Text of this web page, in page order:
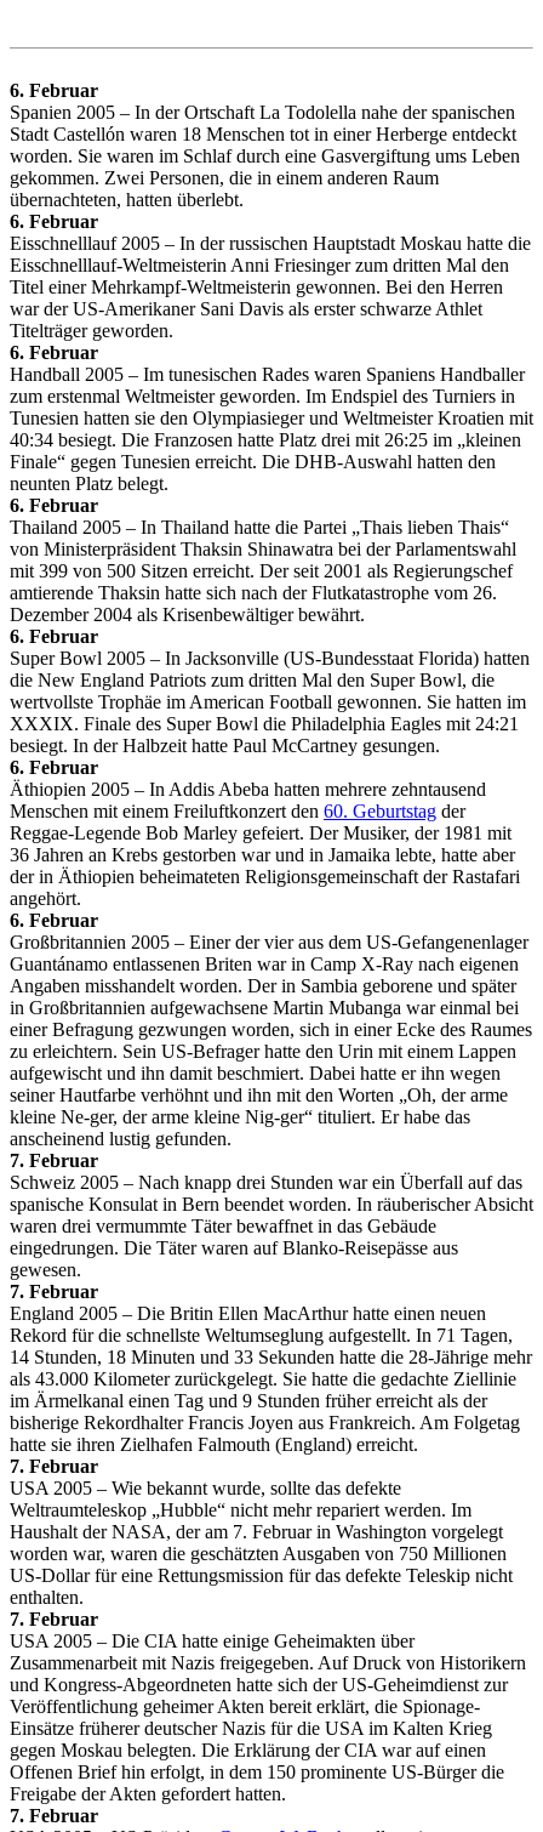
6. Februar
Spanien 2005 – In der Ortschaft La Todolella nahe der spanischen
Stadt Castellón waren 18 Menschen tot in einer Herberge entdeckt
worden. Sie waren im Schlaf durch eine Gasvergiftung ums Leben
gekommen. Zwei Personen, die in einem anderen Raum
übernachteten, hatten überlebt.
6. Februar
Eisschnelllauf 2005 – In der russischen Hauptstadt Moskau hatte die
Eisschnelllauf-Weltmeisterin Anni Friesinger zum dritten Mal den
Titel einer Mehrkampf-Weltmeisterin gewonnen. Bei den Herren
war der US-Amerikaner Sani Davis als erster schwarze Athlet
Titelträger geworden.
6. Februar
Handball 2005 – Im tunesischen Rades waren Spaniens Handballer
zum erstenmal Weltmeister geworden. Im Endspiel des Turniers in
Tunesien hatten sie den Olympiasieger und Weltmeister Kroatien mit
40:34 besiegt. Die Franzosen hatte Platz drei mit 26:25 im „kleinen
Finale“ gegen Tunesien erreicht. Die DHB-Auswahl hatten den
neunten Platz belegt.
6. Februar
Thailand 2005 – In Thailand hatte die Partei „Thais lieben Thais“
von Ministerpräsident Thaksin Shinawatra bei der Parlamentswahl
mit 399 von 500 Sitzen erreicht. Der seit 2001 als Regierungschef
amtierende Thaksin hatte sich nach der Flutkatastrophe vom 26.
Dezember 2004 als Krisenbewältiger bewährt.
6. Februar
Super Bowl 2005 – In Jacksonville (US-Bundesstaat Florida) hatten
die New England Patriots zum dritten Mal den Super Bowl, die
wertvollste Trophäe im American Football gewonnen. Sie hatten im
XXXIX. Finale des Super Bowl die Philadelphia Eagles mit 24:21
besiegt. In der Halbzeit hatte Paul McCartney gesungen.
6. Februar
Äthiopien 2005 – In Addis Abeba hatten mehrere zehntausend
Menschen mit einem Freiluftkonzert den 60. Geburtstag der
Reggae-Legende Bob Marley gefeiert. Der Musiker, der 1981 mit
36 Jahren an Krebs gestorben war und in Jamaika lebte, hatte aber
der in Äthiopien beheimateten Religionsgemeinschaft der Rastafari
angehört.
6. Februar
Großbritannien 2005 – Einer der vier aus dem US-Gefangenenlager
Guantánamo entlassenen Briten war in Camp X-Ray nach eigenen
Angaben misshandelt worden. Der in Sambia geborene und später
in Großbritannien aufgewachsene Martin Mubanga war einmal bei
einer Befragung gezwungen worden, sich in einer Ecke des Raumes
zu erleichtern. Sein US-Befrager hatte den Urin mit einem Lappen
aufgewischt und ihn damit beschmiert. Dabei hatte er ihn wegen
seiner Hautfarbe verhöhnt und ihn mit den Worten „Oh, der arme
kleine Ne-ger, der arme kleine Nig-ger“ tituliert. Er habe das
anscheinend lustig gefunden.
7. Februar
Schweiz 2005 – Nach knapp drei Stunden war ein Überfall auf das
spanische Konsulat in Bern beendet worden. In räuberischer Absicht
waren drei vermummte Täter bewaffnet in das Gebäude
eingedrungen. Die Täter waren auf Blanko-Reisepässe aus
gewesen.
7. Februar
England 2005 – Die Britin Ellen MacArthur hatte einen neuen
Rekord für die schnellste Weltumseglung aufgestellt. In 71 Tagen,
14 Stunden, 18 Minuten und 33 Sekunden hatte die 28-Jährige mehr
als 43.000 Kilometer zurückgelegt. Sie hatte die gedachte Ziellinie
im Ärmelkanal einen Tag und 9 Stunden früher erreicht als der
bisherige Rekordhalter Francis Joyen aus Frankreich. Am Folgetag
hatte sie ihren Zielhafen Falmouth (England) erreicht.
7. Februar
USA 2005 – Wie bekannt wurde, sollte das defekte
Weltraumteleskop „Hubble“ nicht mehr repariert werden. Im
Haushalt der NASA, der am 7. Februar in Washington vorgelegt
worden war, waren die geschätzten Ausgaben von 750 Millionen
US-Dollar für eine Rettungsmission für das defekte Teleskip nicht
enthalten.
7. Februar
USA 2005 – Die CIA hatte einige Geheimakten über
Zusammenarbeit mit Nazis freigegeben. Auf Druck von Historikern
und Kongress-Abgeordneten hatte sich der US-Geheimdienst zur
Veröffentlichung geheimer Akten bereit erklärt, die Spionage-
Einsätze früherer deutscher Nazis für die USA im Kalten Krieg
gegen Moskau belegten. Die Erklärung der CIA war auf einen
Offenen Brief hin erfolgt, in dem 150 prominente US-Bürger die
Freigabe der Akten gefordert hatten.
7. Februar